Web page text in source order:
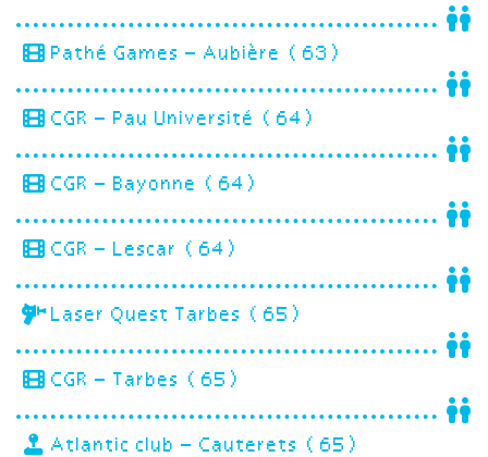
Pathé Games – Aubière (63)
CGR – Pau Université (64)
CGR – Bayonne (64)
CGR – Lescar (64)
Laser Quest Tarbes (65)
CGR – Tarbes (65)
Atlantic club – Cauterets (65)